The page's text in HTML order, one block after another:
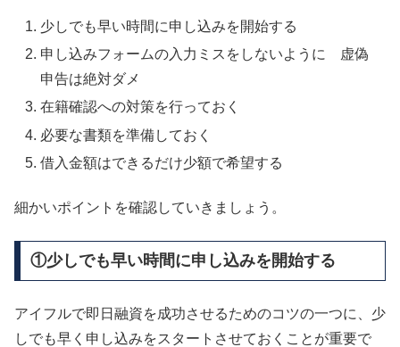
少しでも早い時間に申し込みを開始する
申し込みフォームの入力ミスをしないように 虚偽
申告は絶対ダメ
在籍確認への対策を行っておく
必要な書類を準備しておく
借入金額はできるだけ少額で希望する
細かいポイントを確認していきましょう。
①少しでも早い時間に申し込みを開始する
アイフルで即日融資を成功させるためのコツの一つに、少
しでも早く申し込みをスタートさせておくことが重要で